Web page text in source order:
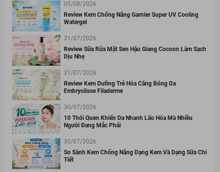
05/08/2026
Review Kem Chống Nắng Garnier Super UV Cooling
Watergel
31/07/2026
Review Sữa Rửa Mặt Sen Hậu Giang Cocoon Làm Sạch
Dịu Nhẹ
31/07/2026
Review Kem Dưỡng Trẻ Hóa Căng Bóng Da
Embryolisse Filaderme
30/07/2026
10 Thói Quen Khiến Da Nhanh Lão Hóa Mà Nhiều
Người Đang Mắc Phải
30/07/2026
So Sánh Kem Chống Nắng Dạng Kem Và Dạng Sữa Chi
Tiết